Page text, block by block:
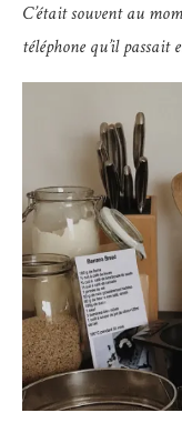
C’était souvent au
téléphone qu’il